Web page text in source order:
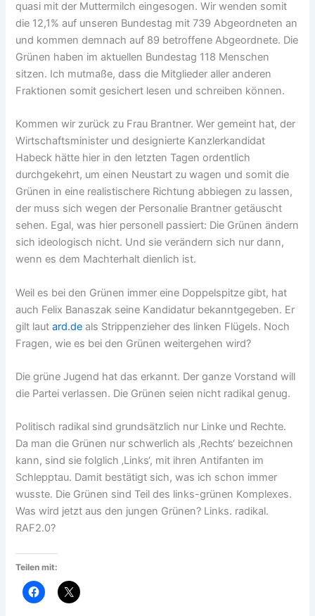
quasi mit der Muttermilch eingesogen. Wir wenden somit
die 12,1% auf unseren Bundestag mit 739 Abgeordneten an
und kommen demnach auf 89 betroffene Abgeordnete. Die
Grünen haben im aktuellen Bundestag 118 Menschen
sitzen. Ich mutmaße, dass die Mitglieder aller anderen
Fraktionen somit gesichert lesen und schreiben können.
Kommen wir zurück zu Frau Brantner. Wer gemeint hat, der
Wirtschaftsminister und designierte Kanzlerkandidat
Habeck hätte hier in den letzten Tagen ordentlich
durchgekehrt, um einen Neustart zu wagen und somit die
Grünen in eine realistischere Richtung abbiegen zu lassen,
der muss sich wegen der Personalie Brantner getäuscht
sehen. Egal, was hier personell passiert: Die Grünen ändern
sich ideologisch nicht. Und sie verändern sich nur dann,
wenn es dem Machterhalt dienlich ist.
Weil es bei den Grünen immer eine Doppelspitze gibt, hat
auch Felix Banaszak seine Kandidatur bekanntgegeben. Er
gilt lautard.de als Strippenzieher des linken Flügels. Noch
Fragen, wie es bei den Grünen weitergehen wird?
Die grüne Jugend hat das erkannt. Der ganze Vorstand will
die Partei verlassen. Die Grünen seien nicht radikal genug.
Politisch radikal sind grundsätzlich nur Linke und Rechte.
Da man die Grünen nur schwerlich als ‚Rechts‘ bezeichnen
kann, sind sie folglich ‚Links‘, mit ihren Antifanten im
Schlepptau. Damit bestätigt sich, was ich schon immer
wusste. Die Grünen sind Teil des links-grünen Komplexes.
Was wird jetzt aus den jungen Grünen? Links. radikal.
RAF2.0?
Teilen mit: